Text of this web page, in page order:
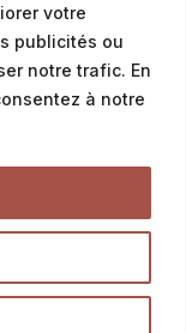
votre
publicités ou
notre trafic. En
à notre